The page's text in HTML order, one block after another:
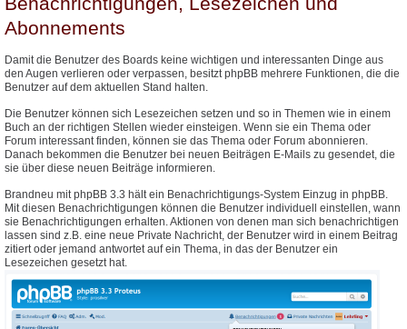
Abonnements
Damit die Benutzer des Boards keine wichtigen und interessanten Dinge aus
den Augen verlieren oder verpassen, besitzt phpBB mehrere Funktionen, die die
Benutzer auf dem aktuellen Stand halten.
Die Benutzer können sich Lesezeichen setzen und so in Themen wie in einem
Buch an der richtigen Stellen wieder einsteigen. Wenn sie ein Thema oder
Forum interessant finden, können sie das Thema oder Forum abonnieren.
Danach bekommen die Benutzer bei neuen Beiträgen E-Mails zu gesendet, die
sie über diese neuen Beiträge informieren.
Brandneu mit phpBB 3.3 hält ein Benachrichtigungs-System Einzug in phpBB.
Mit diesen Benachrichtigungen können die Benutzer individuell einstellen, wann
sie Benachrichtigungen erhalten. Aktionen von denen man sich benachrichtigen
lassen sind z.B. eine neue Private Nachricht, der Benutzer wird in einem Beitrag
zitiert oder jemand antwortet auf ein Thema, in das der Benutzer ein
Lesezeichen gesetzt hat.